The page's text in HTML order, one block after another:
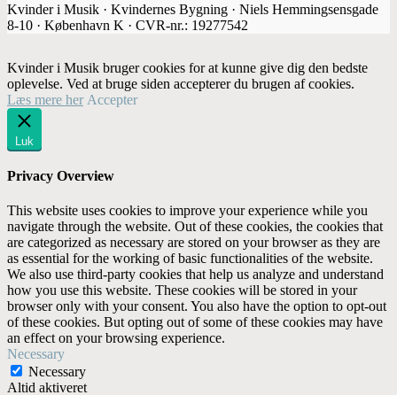
Kvinder i Musik · Kvindernes Bygning · Niels Hemmingsensgade
8-10 · København K · CVR-nr.: 19277542
Kvinder i Musik bruger cookies for at kunne give dig den bedste
oplevelse. Ved at bruge siden accepterer du brugen af cookies.
Læs mere her Accepter
Luk
Privacy Overview
This website uses cookies to improve your experience while you
navigate through the website. Out of these cookies, the cookies that
are categorized as necessary are stored on your browser as they are
as essential for the working of basic functionalities of the website.
We also use third-party cookies that help us analyze and understand
how you use this website. These cookies will be stored in your
browser only with your consent. You also have the option to opt-out
of these cookies. But opting out of some of these cookies may have
an effect on your browsing experience.
Necessary
Necessary
Altid aktiveret